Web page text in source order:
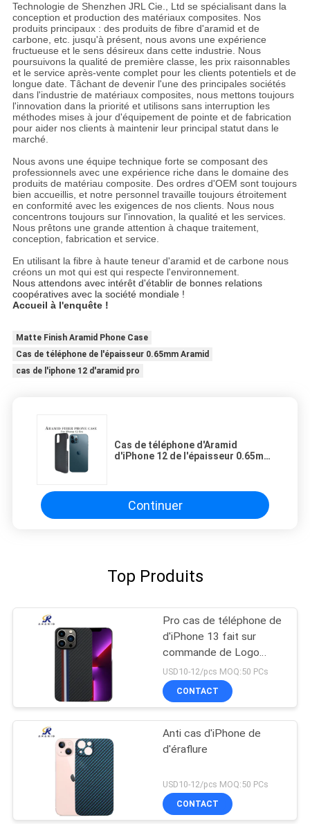
Technologie de Shenzhen JRL Cie., Ltd se spécialisant dans la
conception et production des matériaux composites. Nos
produits principaux : des produits de fibre d'aramid et de
carbone, etc. jusqu'à présent, nous avons une expérience
fructueuse et le sens désireux dans cette industrie. Nous
poursuivons la qualité de première classe, les prix raisonnables
et le service après-vente complet pour les clients potentiels et de
longue date. Tâchant de devenir l'une des principales sociétés
dans l'industrie de matériaux composites, nous mettons toujours
l'innovation dans la priorité et utilisons sans interruption les
méthodes mises à jour d'équipement de pointe et de fabrication
pour aider nos clients à maintenir leur principal statut dans le
marché.
Nous avons une équipe technique forte se composant des
professionnels avec une expérience riche dans le domaine des
produits de matériau composite. Des ordres d'OEM sont toujours
bien accueillis, et notre personnel travaille toujours étroitement
en conformité avec les exigences de nos clients. Nous nous
concentrons toujours sur l'innovation, la qualité et les services.
Nous prêtons une grande attention à chaque traitement,
conception, fabrication et service.
En utilisant la fibre à haute teneur d'aramid et de carbone nous
créons un mot qui est qui respecte l'environnement.
Nous attendons avec intérêt d'établir de bonnes relations
coopératives avec la société mondiale !
Accueil à l'enquête !
Matte Finish Aramid Phone Case
Cas de téléphone de l'épaisseur 0.65mm Aramid
cas de l'iphone 12 d'aramid pro
Cas de téléphone d'Aramid
d'iPhone 12 de l'épaisseur 0.65mm
Continuer
Top Produits
Pro cas de téléphone de
d'iPhone 13 fait sur
commande de Logo
Minimalist
USD10-12/pcs MOQ:50 PCs
CONTACT
Anti cas d'iPhone de
d'éraflure
USD10-12/pcs MOQ:50 PCs
CONTACT